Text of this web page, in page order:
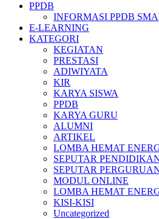
PPDB
INFORMASI PPDB
E-LEARNING
KATEGORI
KEGIATAN
PRESTASI
ADIWIYATA
KIR
KARYA SISWA
PPDB
KARYA GURU
ALUMNI
ARTIKEL
LOMBA HEMAT
SEPUTAR
SEPUTAR
MODUL ONLINE
LOMBA HEMAT
KISI-KISI
Uncategorized